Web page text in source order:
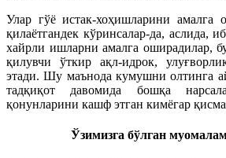
Улар гўё истак-хоҳишларини амалга
қилаётгандек кўринсалар-да, аслида,
хайрли ишларни амалга оширадилар,
қилувчи ўткир ақл-идрок,
этади. Шу маънода кумушни олтинга
тадқиқот давомида бошқа
қонунларини кашф этган кимёгар
Ўзимизга бўлган